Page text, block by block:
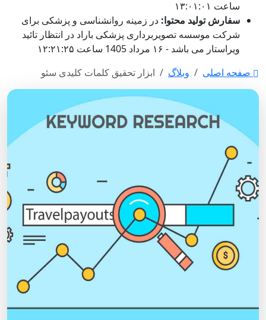
ساعت ۱۳:۰۱:۰۱
سفارش تولید محتوا: در زمینه روانشناسی و پزشکی برای
شرکت موسسه تصویربرداری پزشکی باراد در انتظار تائید
ویراستار می باشد - ۱۶ مرداد 1405 ساعت ۱۲:۲۱:۲۵
صفحه اصلی
وبلاگ ابزار تحقیق کلمات کلیدی سئو